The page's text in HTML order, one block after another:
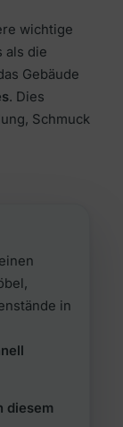
wichtige
als die
Gebäude
. Dies
Schmuck
in
diesem